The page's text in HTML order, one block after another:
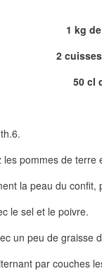
1 kg
2
50 cl
les pommes de terre
la peau du
le sel et le poivre.
un peu de graisse
par couches